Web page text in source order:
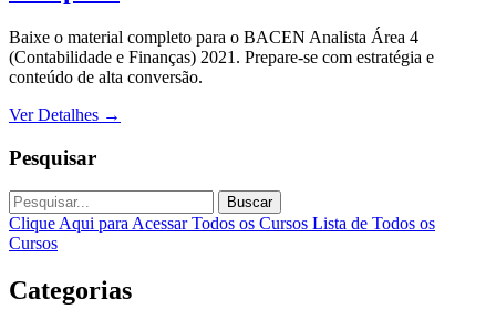
Baixe o material completo para o BACEN Analista Área 4
(Contabilidade e Finanças) 2021. Prepare-se com estratégia e
conteúdo de alta conversão.
Ver Detalhes →
Pesquisar
Buscar
Clique Aqui para Acessar Todos os Cursos Lista de Todos os
Cursos
Categorias